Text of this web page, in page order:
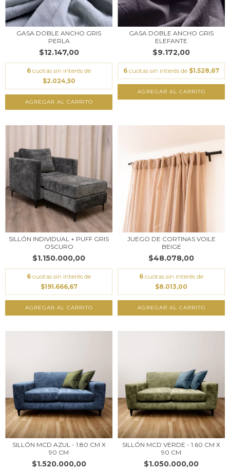
GASA DOBLE ANCHO GRIS
PERLA
$12.147,00
6 cuotas sin interés de
$2.024,50
AGREGAR AL CARRITO
GASA DOBLE ANCHO GRIS
ELEFANTE
$9.172,00
6 cuotas sin interés de $1.528,67
AGREGAR AL CARRITO
SILLÓN INDIVIDUAL + PUFF GRIS
OSCURO
$1.150.000,00
6 cuotas sin interés de
$191.666,67
JUEGO DE CORTINAS VOILE
BEIGE
$48.078,00
6 cuotas sin interés de
$8.013,00
AGREGAR AL CARRITO
SILLÓN MCD AZUL - 1.80 CM X
90 CM
$1.520.000,00
SILLÓN MCD VERDE - 1.60 CM X
90 CM
$1.050.000,00